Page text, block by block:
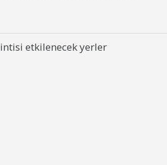
etkilenecek yerler